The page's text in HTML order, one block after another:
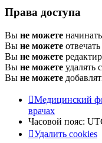
Права доступа
Вы не можете
Вы не можете
Вы не можете
Вы не можете удалять
Вы не можете
Медицинский
врачах
Часовой пояс:
Удалить cookies